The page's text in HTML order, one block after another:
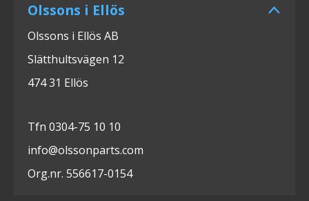
Olssons i Ellös
Olssons i Ellös AB
Slätthultsvägen 12
474 31 Ellös
Tfn 0304-75 10 10
info@olssonparts.com
Org.nr. 556617-0154